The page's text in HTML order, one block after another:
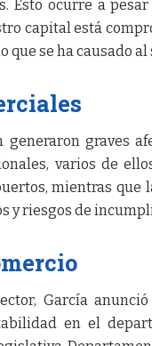
Esto ocurre a
capital está
se ha causado al
graves
varios de
mientras que
y riesgos de
García
en el